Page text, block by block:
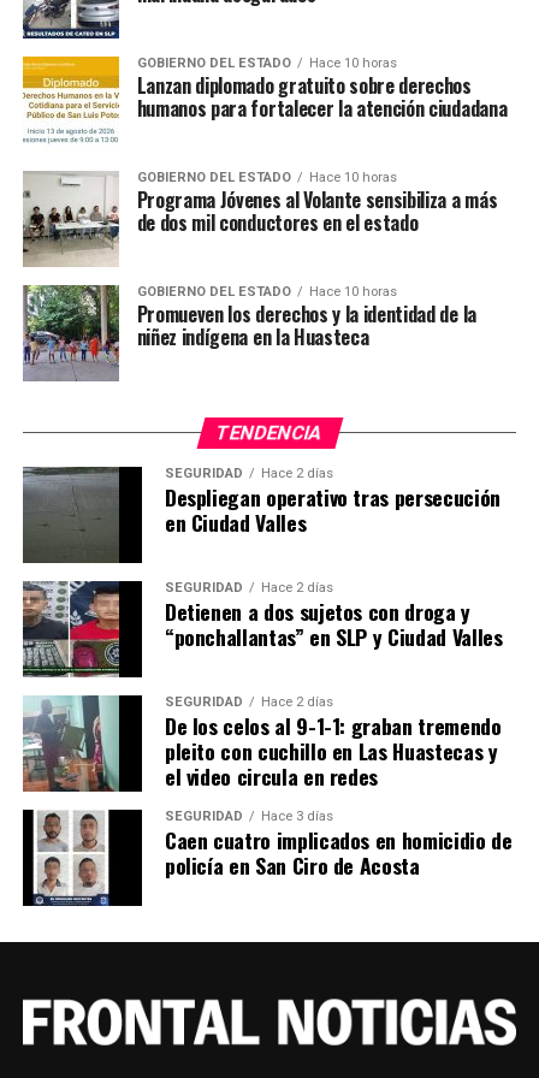
encuentra capacitado para desempeñarse en cualquier
área, aunque dijo debe revisarse la currícula de materias
y ajustar algunos temas para adecuarlo al mundo real,
así como los contenidos académicos para favorecer al
alumno y pueda tener contacto a través de prácticas y
mayor intercambio de la industria con la Facultad para
favorecer su interés.
Añadió hace falta realizar un detalle fino, adecuar
al psicólogo para que pueda tener una aceptación más
amplia entre los profesionales de los recursos humanos
o los que se desempeñan en las áreas laborales.
YA VIENE
SEGE en alerta por lluvias en zona Huasteca
NO TE PIERDAS
Tamazunchale; se presume que intentaron violarla
GOBIERNO DEL ESTADO Hace 10 horas
Lanzan diplomado gratuito sobre derechos
humanos para fortalecer la atención ciudadana
GOBIERNO DEL ESTADO Hace 10 horas
Programa Jóvenes al Volante sensibiliza a más
de dos mil conductores en el estado
GOBIERNO DEL ESTADO Hace 10 horas
Promueven los derechos y la identidad de la
niñez indígena en la Huasteca
TENDENCIA
SEGURIDAD Hace 2 días
Despliegan operativo tras persecución
en Ciudad Valles
SEGURIDAD Hace 2 días
Detienen a dos sujetos con droga y
“ponchallantas” en SLP y Ciudad Valles
SEGURIDAD Hace 2 días
De los celos al 9-1-1: graban tremendo
pleito con cuchillo en Las Huastecas y
el video circula en redes
SEGURIDAD Hace 3 días
Caen cuatro implicados en homicidio de
policía en San Ciro de Acosta